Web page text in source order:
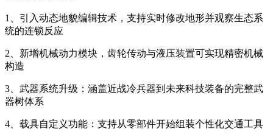
1、引入动态地貌编辑技术，支持实时修改地形并观察生态系
统的连锁反应
2、新增机械动力模块，齿轮传动与液压装置可实现精密机械
构造
3、武器系统升级：涵盖近战冷兵器到未来科技装备的完整武
器树体系
4、载具自定义功能：支持从零部件开始组装个性化交通工具